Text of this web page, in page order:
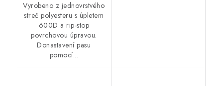
Vyrobeno z jednovrstvého
streč polyesteru s úpletem
600D a rip-stop
povrchovou úpravou.
Donastavení pasu
pomocí...